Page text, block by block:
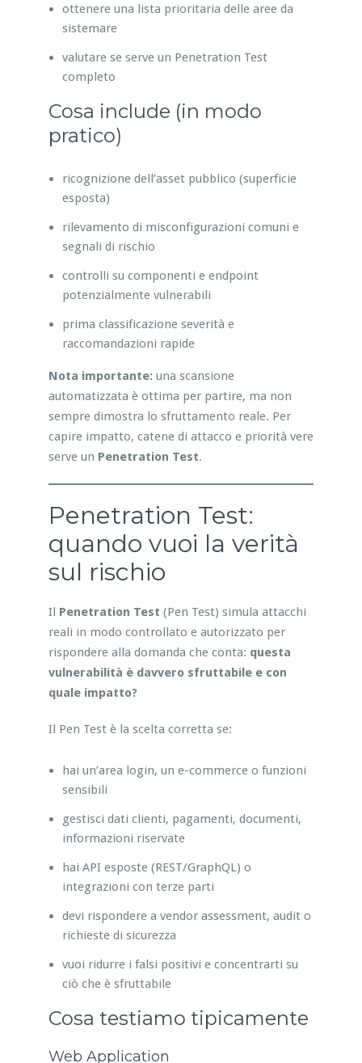
ottenere una lista prioritaria delle aree da
sistemare
valutare se serve un Penetration Test
completo
Cosa include (in modo
pratico)
ricognizione dell’asset pubblico (superficie
esposta)
rilevamento di misconfigurazioni comuni e
segnali di rischio
controlli su componenti e endpoint
potenzialmente vulnerabili
prima classificazione severità e
raccomandazioni rapide
Nota importante: una scansione
automatizzata è ottima per partire, ma non
sempre dimostra lo sfruttamento reale. Per
capire impatto, catene di attacco e priorità vere
serve un Penetration Test.
Penetration Test:
quando vuoi la verità
sul rischio
Il Penetration Test (Pen Test) simula attacchi
reali in modo controllato e autorizzato per
rispondere alla domanda che conta: questa
vulnerabilità è davvero sfruttabile e con
quale impatto?
Il Pen Test è la scelta corretta se:
hai un’area login, un e-commerce o funzioni
sensibili
gestisci dati clienti, pagamenti, documenti,
informazioni riservate
hai API esposte (REST/GraphQL) o
integrazioni con terze parti
devi rispondere a vendor assessment, audit o
richieste di sicurezza
vuoi ridurre i falsi positivi e concentrarti su
ciò che è sfruttabile
Cosa testiamo tipicamente
Web Application